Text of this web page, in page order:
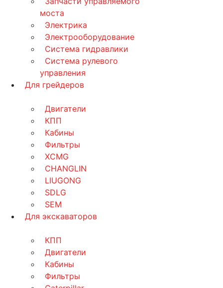
моста
Электрика
Электрооборудование
Система гидравлики
Система рулевого
управления
Для грейдеров
Двигатели
КПП
Кабины
Фильтры
XCMG
CHANGLIN
LIUGONG
SDLG
SEM
Для экскаваторов
КПП
Двигатели
Кабины
Фильтры